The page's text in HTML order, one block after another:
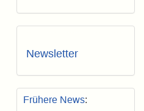
Newsletter
Frühere News: